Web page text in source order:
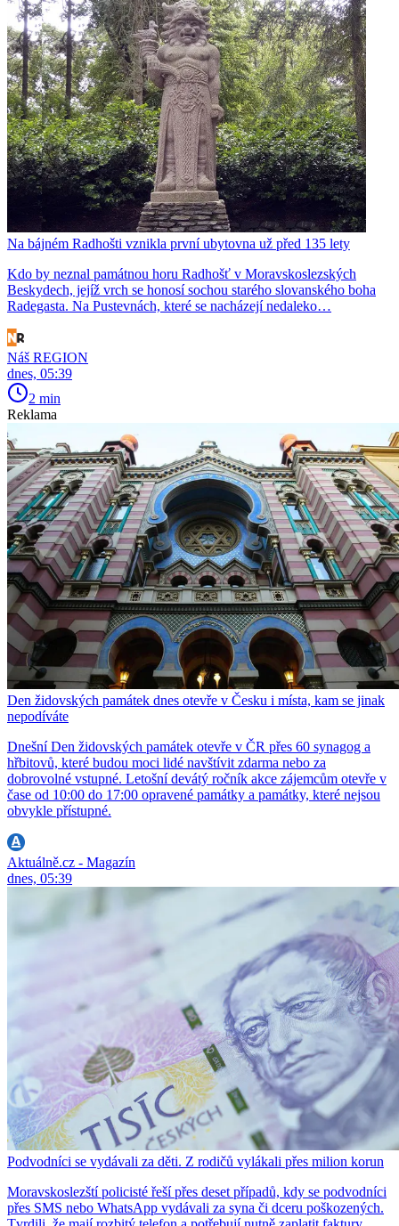
Na bájném Radhošti vznikla první ubytovna už před 135 lety
Kdo by neznal památnou horu Radhošť v Moravskoslezských
Beskydech, jejíž vrch se honosí sochou starého slovanského boha
Radegasta. Na Pustevnách, které se nacházejí nedaleko…
Náš REGION
dnes, 05:39
2 min
Reklama
Den židovských památek dnes otevře v Česku i místa, kam se jinak
nepodíváte
Dnešní Den židovských památek otevře v ČR přes 60 synagog a
hřbitovů, které budou moci lidé navštívit zdarma nebo za
dobrovolné vstupné. Letošní devátý ročník akce zájemcům otevře v
čase od 10:00 do 17:00 opravené památky a památky, které nejsou
obvykle přístupné.
Aktuálně.cz - Magazín
dnes, 05:39
Podvodníci se vydávali za děti. Z rodičů vylákali přes milion korun
Moravskoslezští policisté řeší přes deset případů, kdy se podvodníci
přes SMS nebo WhatsApp vydávali za syna či dceru poškozených.